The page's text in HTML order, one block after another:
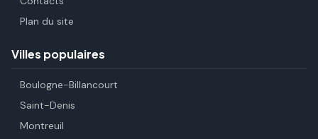
Plan du site
Villes populaires
Boulogne-Billancourt
Saint-Denis
Montreuil